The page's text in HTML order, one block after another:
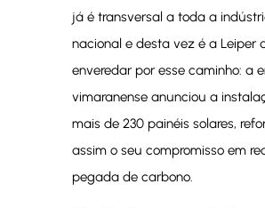
já é transversal a toda a
nacional e desta vez é a Leiper
enveredar por esse caminho: a
vimaranense anunciou a
mais de 230 painéis solares,
assim o seu compromisso em
pegada de carbono.